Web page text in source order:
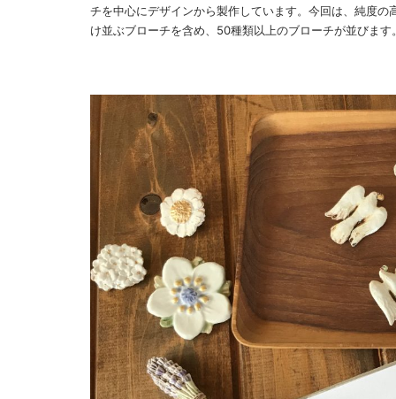
チを中心にデザインから製作しています。今回は、純度
け並ぶブローチを含め、50種類以上のブローチが並びます